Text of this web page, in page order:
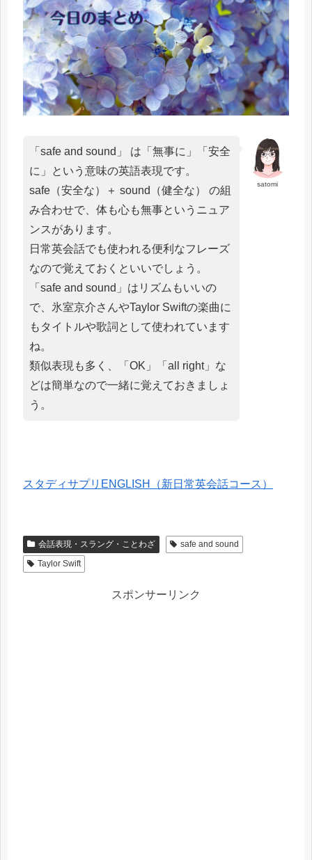
satomi
「safe and sound」 は「無事に」「安全
に」という意味の英語表現です。
safe（安全な）＋ sound（健全な） の組
み合わせで、体も心も無事というニュア
ンスがあります。
日常英会話でも使われる便利なフレーズ
なので覚えておくといいでしょう。
「safe and sound」はリズムもいいの
で、氷室京介さんやTaylor Swiftの楽曲に
もタイトルや歌詞として使われています
ね。
類似表現も多く、「OK」「all right」な
どは簡単なので一緒に覚えておきましょ
う。
スタディサプリENGLISH（新日常英会話コース）
会話表現・スラング・ことわざ
safe and sound
Taylor Swift
スポンサーリンク